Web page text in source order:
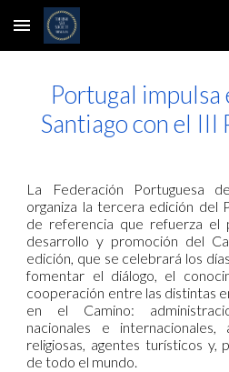
Skip to main content
Portugal impulsa
Santiago con el III
La Federación Portuguesa
organiza la tercera edición del
de referencia que refuerza el
desarrollo y promoción del
edición, que se celebrará los
fomentar el diálogo, el
cooperación entre las distintas
en el Camino:
nacionales e internacionales,
religiosas, agentes turísticos y,
de todo el mundo.